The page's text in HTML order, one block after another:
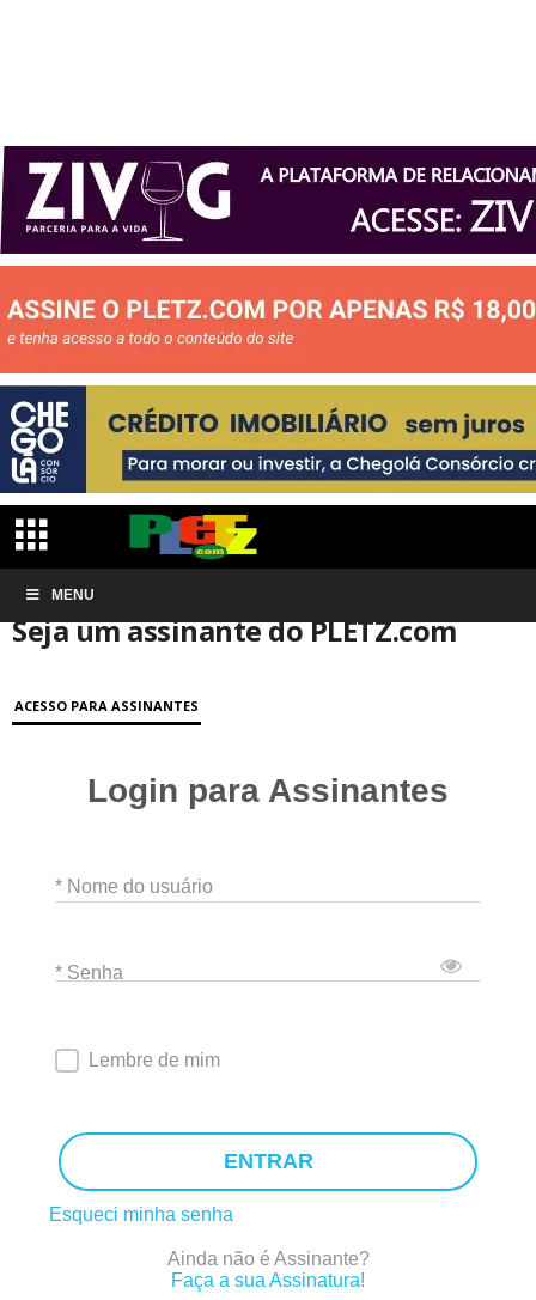
MENU
Início Conta de associação
Seja um assinante do PLETZ.com
ACESSO PARA ASSINANTES
Login para Assinantes
* Nome do usuário
* Senha
Lembre de mim
ENTRAR
Esqueci minha senha
Ainda não é Assinante?
Faça a sua Assinatura!